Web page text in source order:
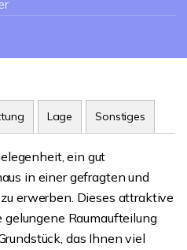
Lage Sonstiges
ein gut
in einer gefragten und
erwerben. Dieses attraktive
Raumaufteilung
das Ihnen viel